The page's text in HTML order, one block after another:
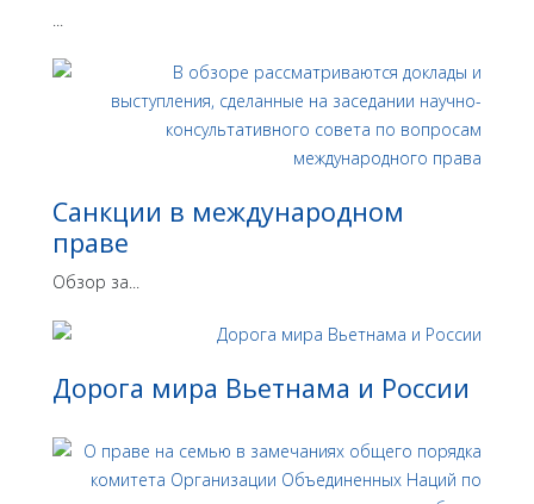
...
Санкции в международном
праве
Обзор за...
Дорога мира Вьетнама и России